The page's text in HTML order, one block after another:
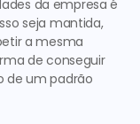
da empresa é
seja mantida,
a mesma
de conseguir
de um padrão